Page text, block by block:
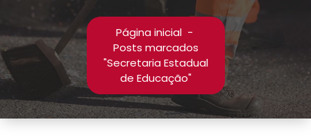
Página inicial-
Posts marcados
"Secretaria Estadual
de Educação"